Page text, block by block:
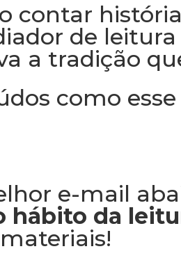
contar
de
a tradição
como
e-mail
hábito da